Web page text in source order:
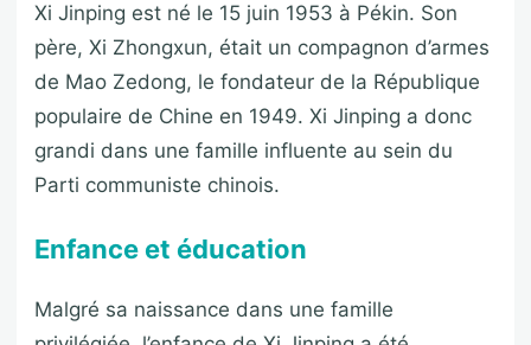
Xi Jinping est né le 15 juin 1953 à Pékin. Son
père, Xi Zhongxun, était un compagnon d’armes
de Mao Zedong, le fondateur de la République
populaire de Chine en 1949. Xi Jinping a donc
grandi dans une famille influente au sein du
Parti communiste chinois.
Enfance et éducation
Malgré sa naissance dans une famille